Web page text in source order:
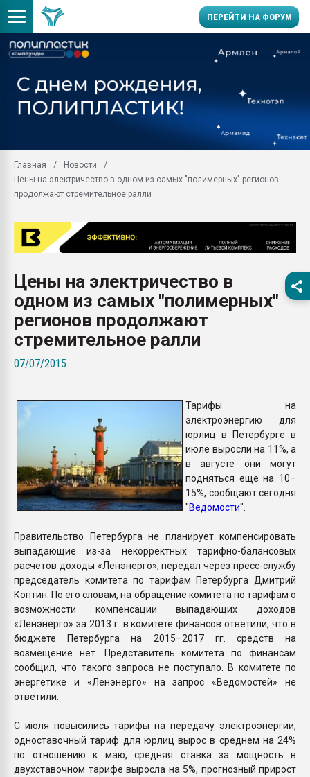
ПЕРЕЙТИ НА ФОРУМ
Вакуум-формовочные
28.07.2026
Всё, что касается
бутылок
вакуумного
Продам отходы
поликарбоната и АБС-
Главная
Новости
Цены на электричество в одном из самых "полимерных" регионов
продолжают стремительное ралли
Цены на электричество в
одном из самых "полимерных"
регионов продолжают
стремительное ралли
07/07/2015
Тарифы на
электроэнергию для
юрлиц в Петербурге в
июле выросли на 11%, а
в августе они могут
подняться еще на 10–
15%, сообщают сегодня
"Ведомости".
Правительство Петербурга не планирует компенсировать
выпадающие из-за некорректных тарифно-балансовых
расчетов доходы «Ленэнерго», передал через пресс-службу
председатель комитета по тарифам Петербурга Дмитрий
Коптин. По его словам, на обращение комитета по тарифам о
возможности компенсации выпадающих доходов
«Ленэнерго» за 2013 г. в комитете финансов ответили, что в
бюджете Петербурга на 2015–2017 гг. средств на
возмещение нет. Представитель комитета по финансам
сообщил, что такого запроса не поступало. В комитете по
энергетике и «Ленэнерго» на запрос «Ведомостей» не
ответили.
С июля повысились тарифы на передачу электроэнергии,
одноставочный тариф для юрлиц вырос в среднем на 24%
по отношению к маю, средняя ставка за мощность в
двухставочном тарифе выросла на 5%, прогнозный прирост